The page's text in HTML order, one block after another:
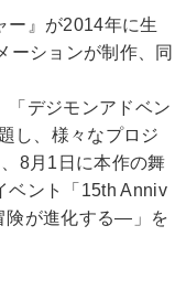
ー』が2014年に生
ーションが制作、同
「デジモンアドベン
し、様々なプロジ
8月1日に本作の舞
ベント「15th Anniv
険が進化する―」を